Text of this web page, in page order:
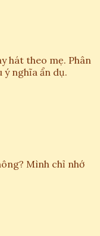
hát theo mẹ. Phân
ý nghĩa ẩn dụ.
Mình chỉ nhớ